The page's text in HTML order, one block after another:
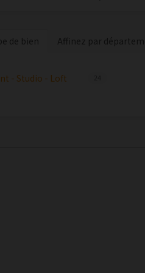
de bien Affinez par
- Studio - Loft